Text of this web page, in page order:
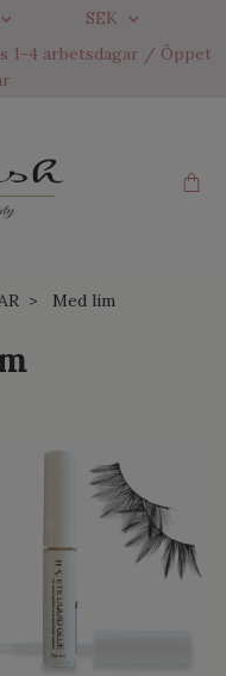
SEK
1-4 arbetsdagar / Öppet
Med lim